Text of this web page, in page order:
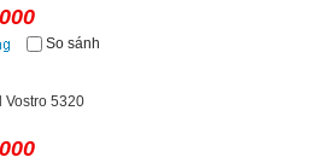
So sánh
Vostro 5320